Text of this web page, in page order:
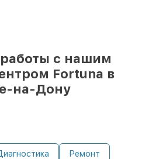
с нашим
Fortuna в
на-Дону
Ремонт